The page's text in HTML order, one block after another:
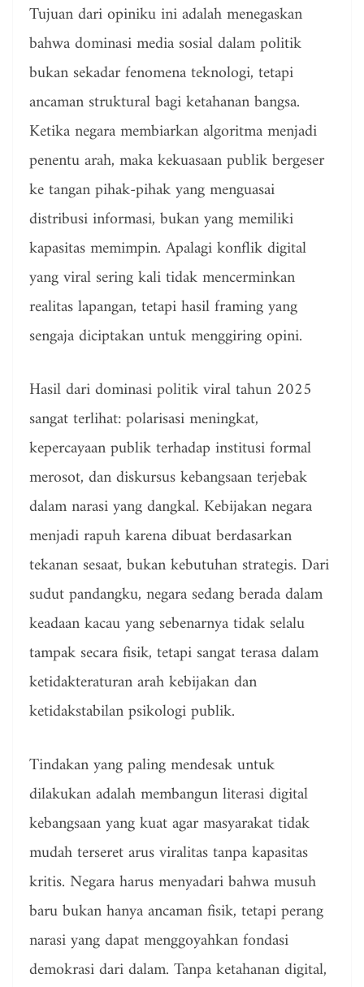
Tujuan dari opiniku ini adalah menegaskan
bahwa dominasi media sosial dalam politik
bukan sekadar fenomena teknologi, tetapi
ancaman struktural bagi ketahanan bangsa.
Ketika negara membiarkan algoritma menjadi
penentu arah, maka kekuasaan publik bergeser
ke tangan pihak-pihak yang menguasai
distribusi informasi, bukan yang memiliki
kapasitas memimpin. Apalagi konflik digital
yang viral sering kali tidak mencerminkan
realitas lapangan, tetapi hasil framing yang
sengaja diciptakan untuk menggiring opini.
Hasil dari dominasi politik viral tahun 2025
sangat terlihat: polarisasi meningkat,
kepercayaan publik terhadap institusi formal
merosot, dan diskursus kebangsaan terjebak
dalam narasi yang dangkal. Kebijakan negara
menjadi rapuh karena dibuat berdasarkan
tekanan sesaat, bukan kebutuhan strategis. Dari
sudut pandangku, negara sedang berada dalam
keadaan kacau yang sebenarnya tidak selalu
tampak secara fisik, tetapi sangat terasa dalam
ketidakteraturan arah kebijakan dan
ketidakstabilan psikologi publik.
Tindakan yang paling mendesak untuk
dilakukan adalah membangun literasi digital
kebangsaan yang kuat agar masyarakat tidak
mudah terseret arus viralitas tanpa kapasitas
kritis. Negara harus menyadari bahwa musuh
baru bukan hanya ancaman fisik, tetapi perang
narasi yang dapat menggoyahkan fondasi
demokrasi dari dalam. Tanpa ketahanan digital,